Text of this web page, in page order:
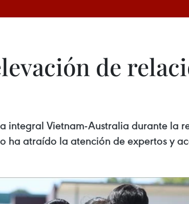
de
integral Vietnam-Australia durante la
ha atraído la atención de expertos y